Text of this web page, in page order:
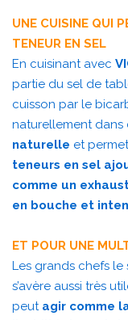
UNE CUISINE QUI
TENEUR EN SEL
En cuisinant avec
partie du sel de
cuisson par le
naturellement
naturelle et
teneurs en sel
comme un
en bouche et
ET POUR UNE
Les grands chefs
s’avère aussi très
peut agir comme